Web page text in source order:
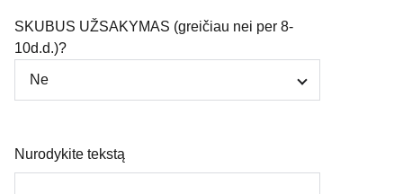
SKUBUS UŽSAKYMAS (greičiau nei per 8-
10d.d.)?
Nurodykite tekstą